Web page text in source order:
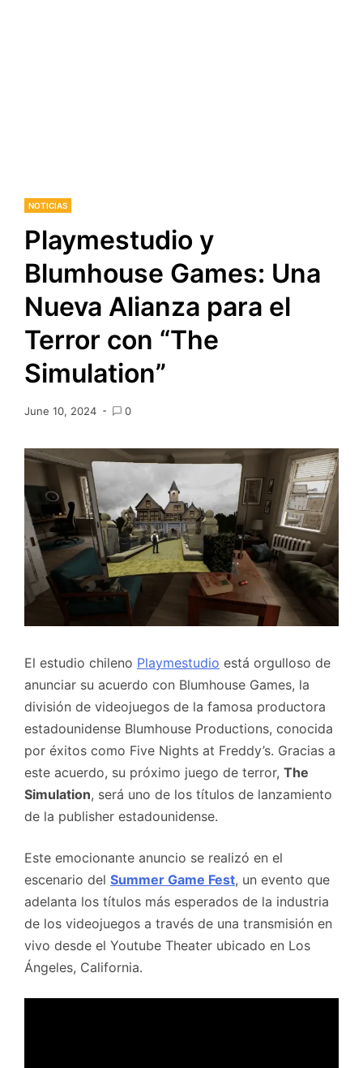
NOTICIAS
Playmestudio y
Blumhouse Games: Una
Nueva Alianza para el
Terror con “The
Simulation”
June 10, 2024 0
El estudio chileno Playmestudio está orgulloso de
anunciar su acuerdo con Blumhouse Games, la
división de videojuegos de la famosa productora
estadounidense Blumhouse Productions, conocida
por éxitos como Five Nights at Freddy’s. Gracias a
este acuerdo, su próximo juego de terror, The
Simulation, será uno de los títulos de lanzamiento
de la publisher estadounidense.
Este emocionante anuncio se realizó en el
escenario del Summer Game Fest, un evento que
adelanta los títulos más esperados de la industria
de los videojuegos a través de una transmisión en
vivo desde el Youtube Theater ubicado en Los
Ángeles, California.